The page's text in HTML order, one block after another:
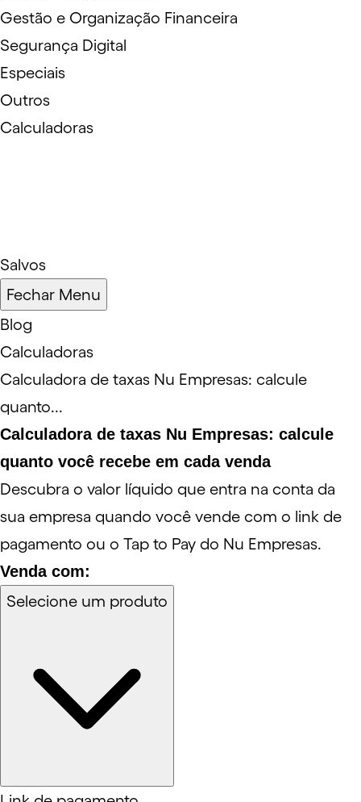
Gestão e Organização Financeira
Segurança Digital
Especiais
Outros
Calculadoras
Salvos
Fechar Menu
Blog
Calculadoras
Calculadora de taxas Nu Empresas: calcule
quanto...
Calculadora de taxas Nu Empresas: calcule
quanto você recebe em cada venda
Descubra o valor líquido que entra na conta da
sua empresa quando você vende com o link de
pagamento ou o Tap to Pay do Nu Empresas.
Venda com:
Selecione um produto